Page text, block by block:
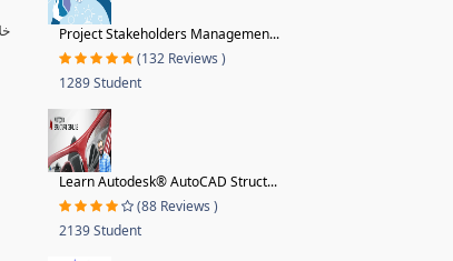
Project Stakeholders Managemen...
(132 Reviews )
1289 Student
Learn Autodesk® AutoCAD Struct...
(88 Reviews )
2139 Student